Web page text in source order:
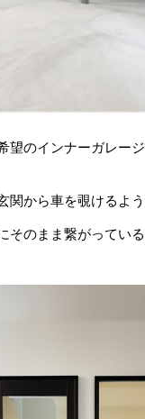
望のインナーガレー
関から車を覗けるよう
そのまま繋がってい